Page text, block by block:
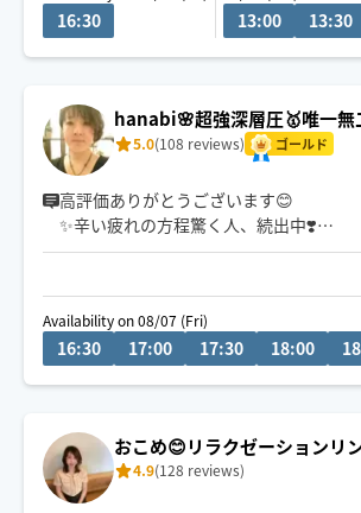
ざいます。予めご了承ください。
16:30 13:00 13:30
hanabi🌸超強深層圧🥇唯一
術で指名多数✨
5.0(108 reviews) ゴールド
高評価ありがとうございます😊
✨辛い疲れの方程驚く人、続出中❣️
お疲れのタイプ別に、筋肉の深部に潜
セラピスト歴20年🎀身体の悩みと向き
は1万人以上✨
『マッサージを受けても疲れが取れな
をぜひお試し下さい✨
Availability on 08/07 (Fri)
16:30 17:00 17:30 18:00
おこめ😊リラクゼーションリ
4.9(128 reviews)